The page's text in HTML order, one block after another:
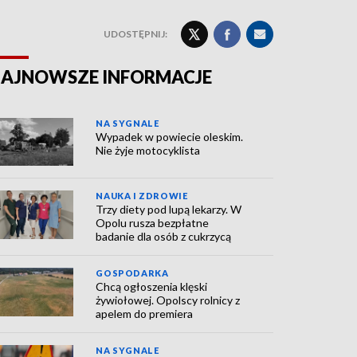
UDOSTĘPNIJ:
INFORMACJE
NA SYGNALE
Wypadek w powiecie oleskim.
Nie żyje motocyklista
NAUKA I ZDROWIE
Trzy diety pod lupą lekarzy. W
Opolu rusza bezpłatne
badanie dla osób z cukrzycą
GOSPODARKA
Chcą ogłoszenia klęski
żywiołowej. Opolscy rolnicy z
apelem do premiera
NA SYGNALE